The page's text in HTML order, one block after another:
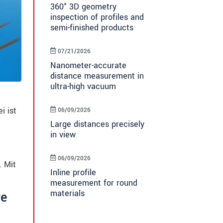
ist
Mit
360° 3D geometry
inspection of profiles and
semi-finished products
Nanometer-accurate
distance measurement in
ultra-high vacuum
07/21/2026
Large distances precisely
in view
06/09/2026
Inline profile
measurement for round
materials
06/09/2026